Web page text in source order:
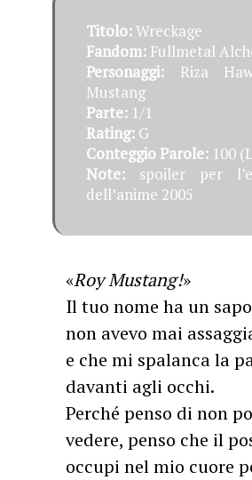
Titolo:Wreckage
Fandom: Fullmetal
Personaggi: Riza
Mustang
Parte: 1/1
Rating: G
Conteggio Parole: 100
Note: spoiler per
dell’anime 2005
«Roy Mustang!»
Il tuo nome ha un
non avevo mai
e che mi spalanca la
davanti agli occhi.
Perché penso di non
vedere, penso che il
occupi nel mio cuore